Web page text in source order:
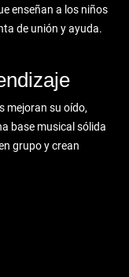
enseñan a los niños
de unión y ayuda.
mejoran su oído,
base musical sólida
grupo y crean